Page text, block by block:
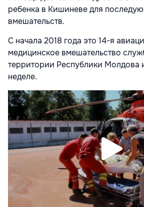
ребенка в Кишиневе для
вмешательств.
С начала 2018 года это 14-я
медицинское вмешательство
территории Республики Молдова
неделе.